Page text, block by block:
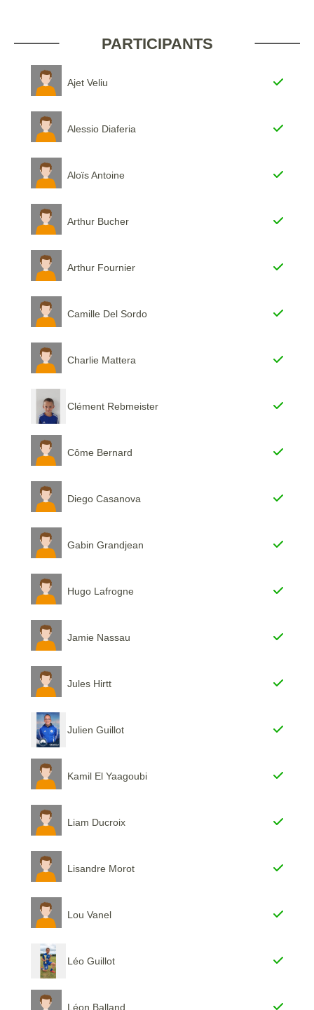
PARTICIPANTS
Ajet Veliu
Alessio Diaferia
Aloïs Antoine
Arthur Bucher
Arthur Fournier
Camille Del Sordo
Charlie Mattera
Clément Rebmeister
Côme Bernard
Diego Casanova
Gabin Grandjean
Hugo Lafrogne
Jamie Nassau
Jules Hirtt
Julien Guillot
Kamil El Yaagoubi
Liam Ducroix
Lisandre Morot
Lou Vanel
Léo Guillot
Léon Balland